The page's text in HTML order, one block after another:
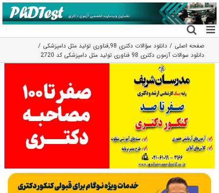
رفتن
به
محتوا
صفحه اصلی دانلود سؤالات دکتری 98 ,فناوری تولید مثل دامپزشکی
دانلود سوالات آزمون دکتری 98 فناوری تولید مثل دامپزشکی کد 2720